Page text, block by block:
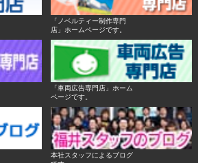
「ノベルティー制作専門
店」ホームページです。
「車両広告専門店」ホーム
ページです。
本社スタッフによるブログ